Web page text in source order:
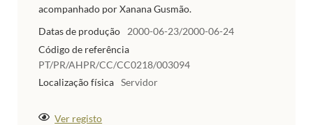
acompanhado por Xanana Gusmão.
Datas de produção
2000-06-23/2000-06-24
Código de referência
PT/PR/AHPR/CC/CC0218/003094
Localização física Servidor
Ver registo